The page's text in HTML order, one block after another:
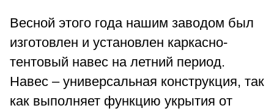
Весной этого года нашим заводом был
изготовлен и установлен каркасно-
тентовый навес на летний период.
Навес – универсальная конструкция, так
как выполняет функцию укрытия от